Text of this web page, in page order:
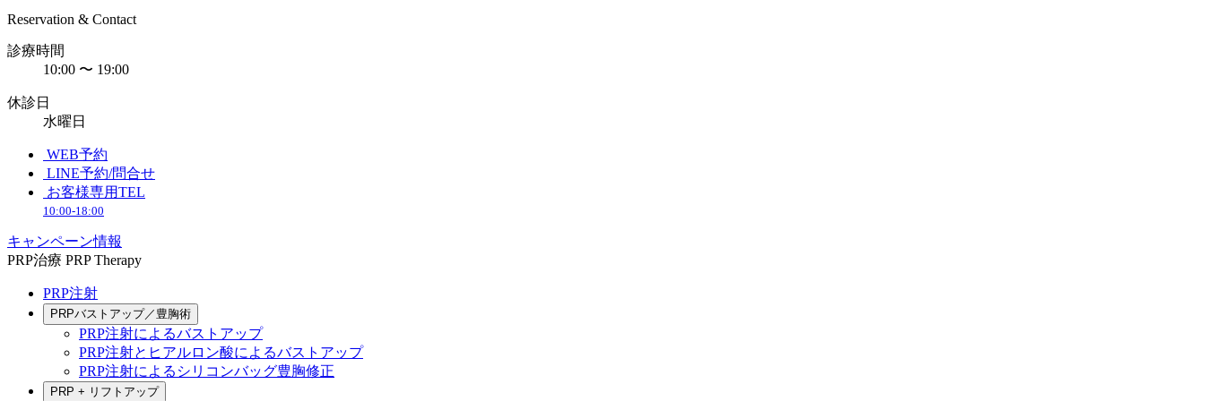
Reservation & Contact
診療時間
10:00 〜 19:00
休診日
水曜日
WEB予約
LINE予約/問合せ
お客様専用TEL
10:00-18:00
キャンペーン情報
PRP治療 PRP Therapy
PRP注射
PRPバストアップ／豊胸術
PRP注射によるバストアップ
PRP注射とヒアルロン酸によるバストアップ
PRP注射によるシリコンバッグ豊胸修正
PRP + リフトアップ